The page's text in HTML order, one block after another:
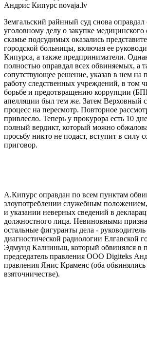
Андрис Кипурс novaja.lv
Земгальский райнный суд снова
уголовному делу о закупке
скамье подсудимых оказались
городской больницы, включая ее
Кипурса, а также предприниматели.
полностью оправдал всех обвиняемых, а
сопутствующее решение, указав в нем на
работу следственных учреждений, в том
борьбе и предотвращению коррупции
апелляции был тем же. Затем Верховный
процесс на пересмотр. Повторное
привлесло. Теперь у прокурора есть 10
полный вердикт, который можно
просьбу никто не подаст, вступит в силу
приговор.
А.Кипурс оправдан по всем пунктам
злоупотреблении служебным
и указании неверных сведений в
должностного лица. Невиновными
остальные фигуранты дела -
диагностической радиологии Елгавской
Эдмунд Калниньш, который обвинялся в
председатель правления ООО Digiteks
правления Янис Краменс (оба обвинялись
взяточничестве).